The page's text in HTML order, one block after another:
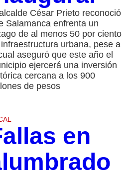
César Prieto reconoció
Salamanca enfrenta un
de al menos 50 por ciento
urbana, pese a
aseguró que este año el
ejercerá una inversión
cercana a los 900
de pesos
en